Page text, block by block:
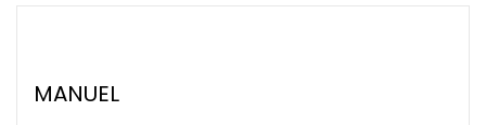
MANUEL